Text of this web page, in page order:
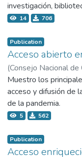
investigación,
plan de acción
14 706
Publication
Acceso abierto
(Consejo Nacional de
Tecnológica -
Muestro los
acceso y difusión de
de la pandemia.
5 562
Publication
Acceso